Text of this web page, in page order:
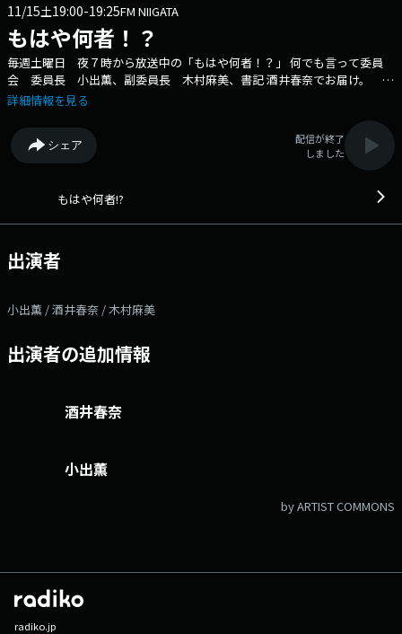
11/15土19:00-19:25FM NIIGATA
もはや何者！？
毎週土曜日 夜７時から放送中の「もはや何者！？」 何でも言って委員
会 委員長 小出薫、副委員長 木村麻美、書記 酒井春奈でお届け。 会
議の議題は、皆さんの日々の悩み、ストレス！！ どんどんメッセージでぶ
ちしています！ 番組Webサイト：
https://www.fmniigata.com/user/prog/prog_id/314/ メッセージフォー
ム：
Xハッシュタグは「#もはなに」
詳細情報を見る
シェア
配信が終了
しました
もはや何者!?
出演者
小出薫 / 酒井春奈 / 木村麻美
出演者の追加情報
酒井春奈
小出薫
by ARTIST COMMONS
radiko.jp